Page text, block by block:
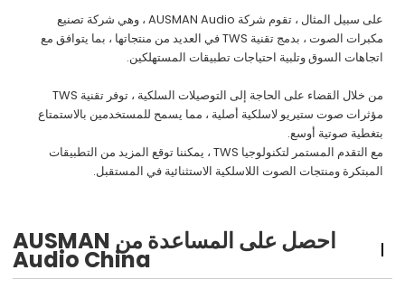
على سبيل المثال ، تقوم شركة AUSMAN Audio ، وهي شركة تصنيع
مكبرات الصوت ، بدمج تقنية TWS في العديد من منتجاتها ، بما يتوافق مع
اتجاهات السوق وتلبية احتياجات تطبيقات المستهلكين.
من خلال القضاء على الحاجة إلى التوصيلات السلكية ، توفر تقنية TWS
مؤثرات صوت ستيريو لاسلكية أصلية ، مما يسمح للمستخدمين بالاستمتاع
بتغطية صوتية أوسع.
مع التقدم المستمر لتكنولوجيا TWS ، يمكننا توقع المزيد من التطبيقات
المبتكرة ومنتجات الصوت اللاسلكية الاستثنائية في المستقبل.
احصل على المساعدة من AUSMAN
Audio China